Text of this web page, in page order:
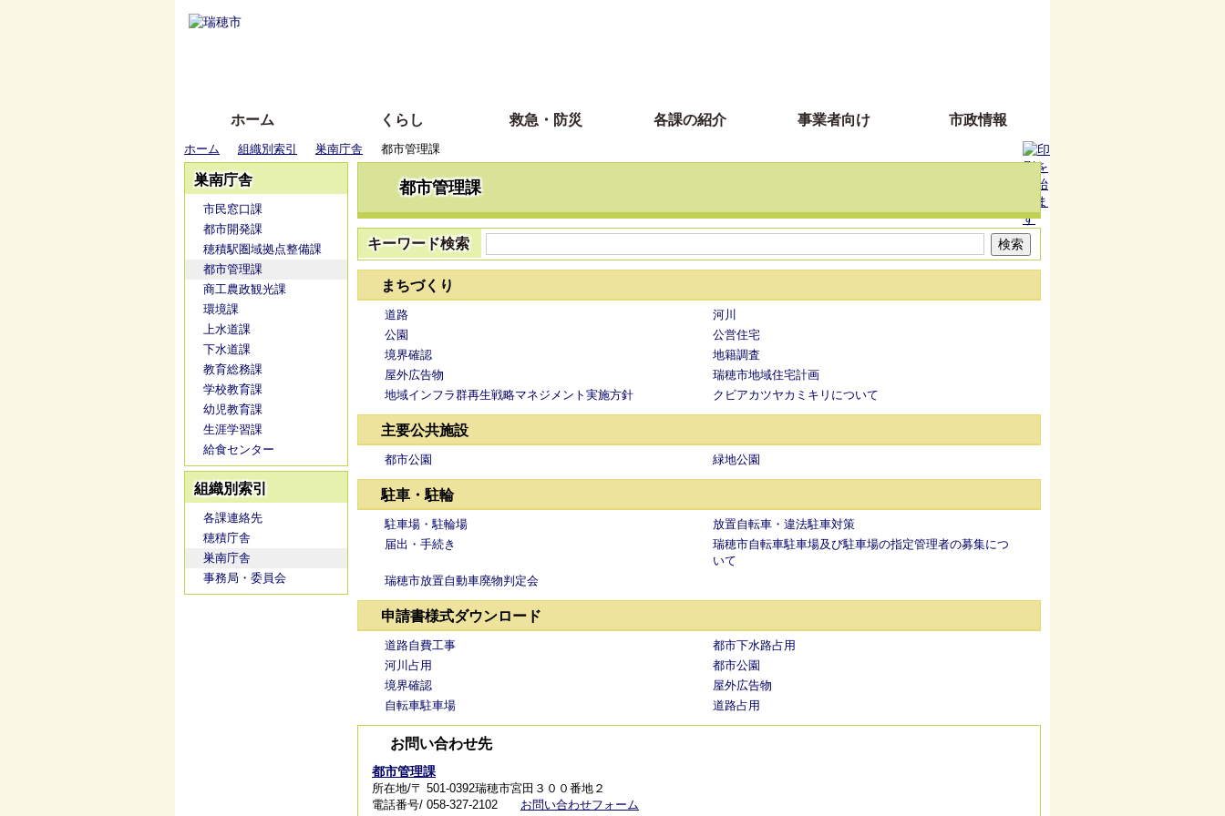
ホーム くらし 救急・防災 各課の紹介 事業者向け 市政情報
ホーム 組織別索引 巣南庁舎 都市管理課
巣南庁舎
市民窓口課
都市開発課
穂積駅圏域拠点整備課
都市管理課
商工農政観光課
環境課
上水道課
下水道課
教育総務課
学校教育課
幼児教育課
生涯学習課
給食センター
組織別索引
各課連絡先
穂積庁舎
巣南庁舎
事務局・委員会
都市管理課
キーワード検索
まちづくり
道路
河川
公園
公営住宅
境界確認
地籍調査
屋外広告物
瑞穂市地域住宅計画
地域インフラ群再生戦略マネジメント実施方針
クビアカツヤカミキリについて
主要公共施設
都市公園 緑地公園
駐車・駐輪
駐車場・駐輪場
放置自転車・違法駐車対策
届出・手続き
瑞穂市自転車駐車場及び駐車場の指定管理者の募集につ
いて
瑞穂市放置自動車廃物判定会
申請書様式ダウンロード
道路自費工事
都市下水路占用
河川占用
都市公園
境界確認
屋外広告物
自転車駐車場
道路占用
お問い合わせ先
都市管理課
所在地/〒 501-0392瑞穂市宮田３００番地２
電話番号/ 058-327-2102
お問い合わせフォーム